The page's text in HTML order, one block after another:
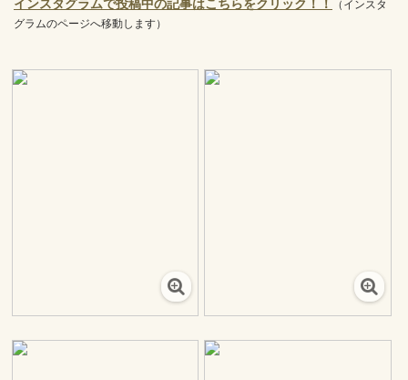
インスタグラムで投稿中の記事はこちらをクリック！！
（インスタ
グラムのページへ移動します）